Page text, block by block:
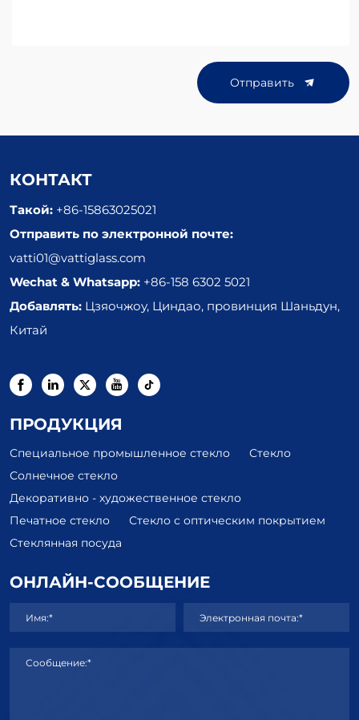
Отправить
КОНТАКТ
Такой: +86-15863025021
Отправить по электронной почте:
vatti01@vattiglass.com
Wechat & Whatsapp: +86-158 6302 5021
Добавлять: Цзяочжоу, Циндао, провинция Шаньдун,
Китай
ПРОДУКЦИЯ
Специальное промышленное стекло
Стекло
Солнечное стекло
Декоративно - художественное стекло
Печатное стекло
Стекло с оптическим покрытием
Стеклянная посуда
ОНЛАЙН-СООБЩЕНИЕ
Имя:* Электронная почта:*
Сообщение:*